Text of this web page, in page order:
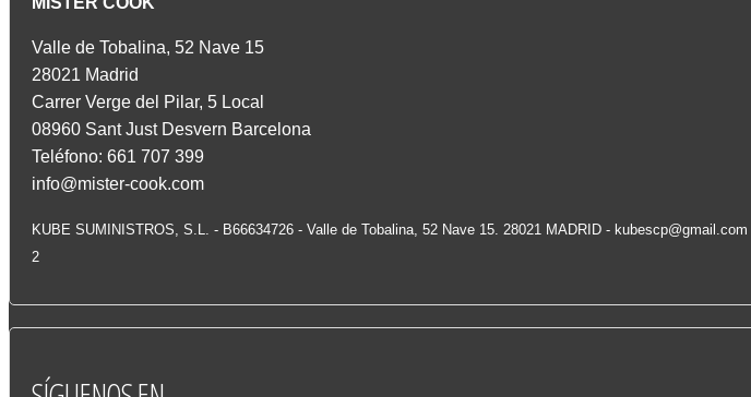
Valle de Tobalina, 52 Nave 15
28021 Madrid
Carrer Verge del Pilar, 5 Local
08960 Sant Just Desvern Barcelona
Teléfono: 661 707 399
info@mister-cook.com
KUBE SUMINISTROS, S.L. - B66634726 - Valle de Tobalina, 52 Nave 15. 28021 MADRID - kubescp@gmail.com
2